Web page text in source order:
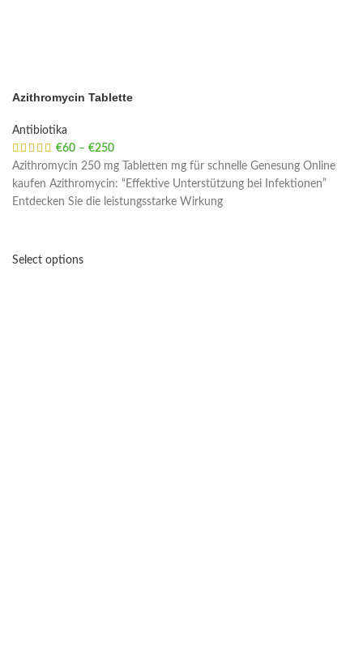
Azithromycin Tablette
Antibiotika
€60 – €250
Azithromycin 250 mg Tabletten mg für schnelle Genesung Online
kaufen Azithromycin: “Effektive Unterstützung bei Infektionen”
Entdecken Sie die leistungsstarke Wirkung
Select options